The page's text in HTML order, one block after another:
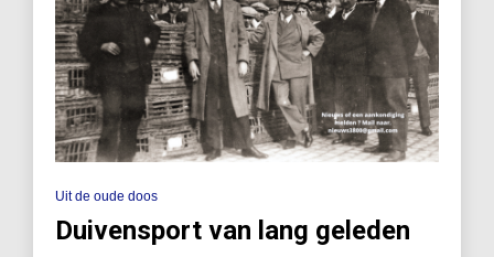
Uit de oude doos
Duivensport van lang geleden